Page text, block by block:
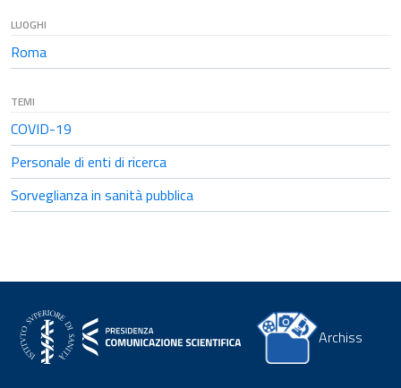
LUOGHI
Roma
TEMI
COVID-19
Personale di enti di ricerca
Sorveglianza in sanità pubblica
Archiss